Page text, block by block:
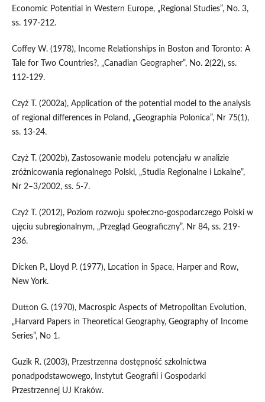
Economic Potential in Western Europe, „Regional Studies”, No. 3,
ss. 197-212.
Coffey W. (1978), Income Relationships in Boston and Toronto: A
Tale for Two Countries?, „Canadian Geographer”, No. 2(22), ss.
112-129.
Czyż T. (2002a), Application of the potential model to the analysis
of regional differences in Poland, „Geographia Polonica”, Nr 75(1),
ss. 13-24.
Czyż T. (2002b), Zastosowanie modelu potencjału w analizie
zróżnicowania regionalnego Polski, „Studia Regionalne i Lokalne”,
Nr 2–3/2002, ss. 5-7.
Czyż T. (2012), Poziom rozwoju społeczno-gospodarczego Polski w
ujęciu subregionalnym, „Przegląd Geograficzny”, Nr 84, ss. 219-
236.
Dicken P., Lloyd P. (1977), Location in Space, Harper and Row,
New York.
Dutton G. (1970), Macrospic Aspects of Metropolitan Evolution,
„Harvard Papers in Theoretical Geography, Geography of Income
Series”, No 1.
Guzik R. (2003), Przestrzenna dostępność szkolnictwa
ponadpodstawowego, Instytut Geografii i Gospodarki
Przestrzennej UJ Kraków.